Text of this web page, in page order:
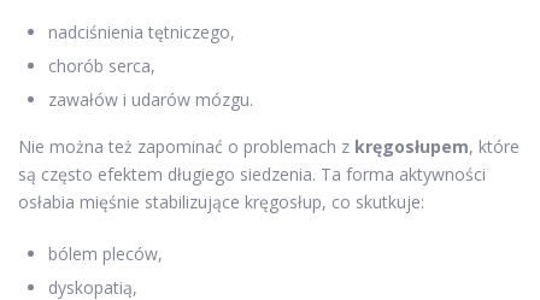
nadciśnienia tętniczego,
chorób serca,
zawałów i udarów mózgu.
Nie można też zapominać o problemach z kręgosłupem, które
są często efektem długiego siedzenia. Ta forma aktywności
osłabia mięśnie stabilizujące kręgosłup, co skutkuje:
bólem pleców,
dyskopatią,